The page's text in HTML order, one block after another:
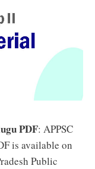
PDF: APPSC
is available on
Public